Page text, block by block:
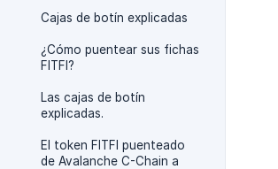
Cajas de botín explicadas
¿Cómo puentear sus fichas
FITFI?
Las cajas de botín
explicadas.
El token FITFI puenteado
de Avalanche C-Chain a